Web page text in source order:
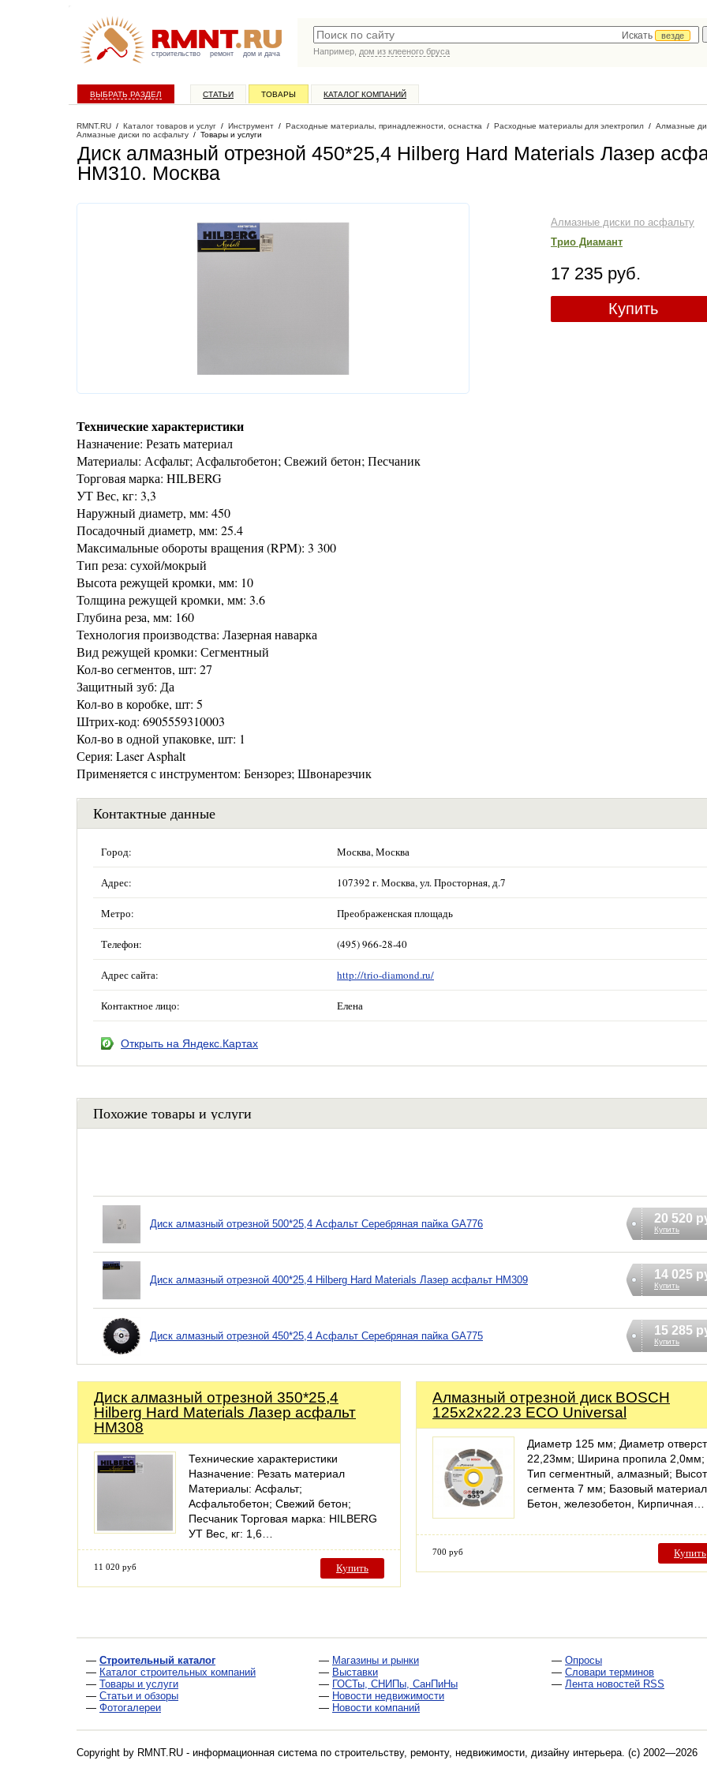
строительство ремонт дом и дача
Искать
везде
Например, дом из клееного бруса
ВЫБРАТЬ РАЗДЕЛ СТАТЬИ ТОВАРЫ КАТАЛОГ КОМПАНИЙ
RMNT.RU / Каталог товаров и услуг / Инструмент / Расходные материалы, принадлежности, оснастка / Расходные материалы для электропил / Алмазные
Алмазные диски по асфальту / Товары и услуги
Диск алмазный отрезной 450*25,4 Hilberg Hard Materials Лазер
HM310. Москва
Алмазные диски по асфальту
Трио Диамант
17 235 руб.
Купить
Технические характеристики
Назначение: Резать материал
Материалы: Асфальт; Асфальтобетон; Свежий бетон; Песчаник
Торговая марка: HILBERG
УТ Вес, кг: 3,3
Наружный диаметр, мм: 450
Посадочный диаметр, мм: 25.4
Максимальные обороты вращения (RPM): 3 300
Тип реза: сухой/мокрый
Высота режущей кромки, мм: 10
Толщина режущей кромки, мм: 3.6
Глубина реза, мм: 160
Технология производства: Лазерная наварка
Вид режущей кромки: Сегментный
Кол-во сегментов, шт: 27
Защитный зуб: Да
Кол-во в коробке, шт: 5
Штрих-код: 6905559310003
Кол-во в одной упаковке, шт: 1
Серия: Laser Asphalt
Применяется с инструментом: Бензорез; Швонарезчик
Контактные данные
Город: Москва, Москва
Адрес: 107392 г. Москва, ул. Просторная, д.7
Метро: Преображенская площадь
Телефон: (495) 966-28-40
Адрес сайта: http://trio-diamond.ru/
Контактное лицо: Елена
Открыть на Яндекс.Картах
Похожие товары и услуги
Диск алмазный отрезной 500*25,4 Асфальт Серебряная пайка GA776 20 520
Купить
Диск алмазный отрезной 400*25,4 Hilberg Hard Materials Лазер асфальт HM309 14 025
Купить
Диск алмазный отрезной 450*25,4 Асфальт Серебряная пайка GA775 15 285
Купить
Диск алмазный отрезной 350*25,4
Hilberg Hard Materials Лазер асфальт
HM308
Технические характеристики
Назначение: Резать материал
Материалы: Асфальт;
Асфальтобетон; Свежий бетон;
Песчаник Торговая марка: HILBERG
УТ Вес, кг: 1,6…
11 020 руб Купить
Алмазный отрезной диск BOSCH
125x2x22.23 ECO Universal
Диаметр 125 мм; Диаметр
22,23мм; Ширина пропила 2,0мм;
Тип сегментный, алмазный;
сегмента 7 мм; Базовый материал
Бетон, железобетон, Кирпичная…
700 руб Купить
— Строительный каталог
— Каталог строительных компаний
— Товары и услуги
— Статьи и обзоры
— Фотогалереи
— Магазины и рынки
— Выставки
— ГОСТы, СНИПы, СанПиНы
— Новости недвижимости
— Новости компаний
— Опросы
— Словари терминов
— Лента новостей RSS
Copyright by RMNT.RU - информационная система по строительству, ремонту, недвижимости, дизайну интерьера. (c) 2002—2026